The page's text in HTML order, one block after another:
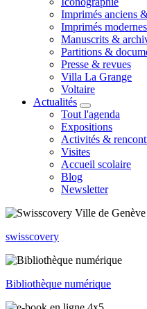
Imprimés anciens
Imprimés modernes
Manuscrits &
Partitions &
Presse & revues
Villa La Grange
Voltaire
Actualités
Tout l'agenda
Expositions
Activités &
Visites
Accueil scolaire
Blog
Newsletter
swisscovery
Bibliothèque numérique